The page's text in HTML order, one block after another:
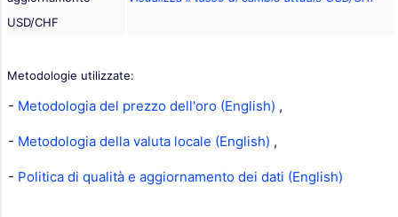
USD/CHF
Metodologie utilizzate:
- Metodologia del prezzo dell'oro (English) ,
- Metodologia della valuta locale (English) ,
- Politica di qualità e aggiornamento dei dati (English)